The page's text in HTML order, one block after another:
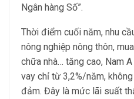
Ngân hàng Số”.
Thời điểm cuối năm, nhu
nông nghiệp nông thôn,
chữa nhà… tăng cao, Nam
vay chỉ từ 3,2%/năm,
đảm. Đây là mức lãi suất